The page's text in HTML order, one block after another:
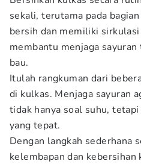
sekali, terutama pada
bersih dan memiliki sirkulasi
membantu menjaga
bau.
Itulah rangkuman dari
di kulkas. Menjaga sayuran
tidak hanya soal suhu,
yang tepat.
Dengan langkah sederhana
kelembapan dan kebersihan